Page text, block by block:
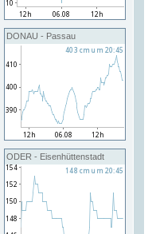
DONAU - Passau
ODER - Eisenhüttenstadt